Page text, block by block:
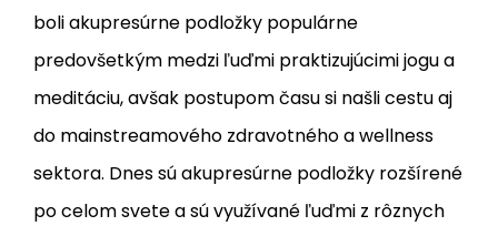
boli akupresúrne podložky populárne
predovšetkým medzi ľuďmi praktizujúcimi jogu a
meditáciu, avšak postupom času si našli cestu aj
do mainstreamového zdravotného a wellness
sektora. Dnes sú akupresúrne podložky rozšírené
po celom svete a sú využívané ľuďmi z rôznych